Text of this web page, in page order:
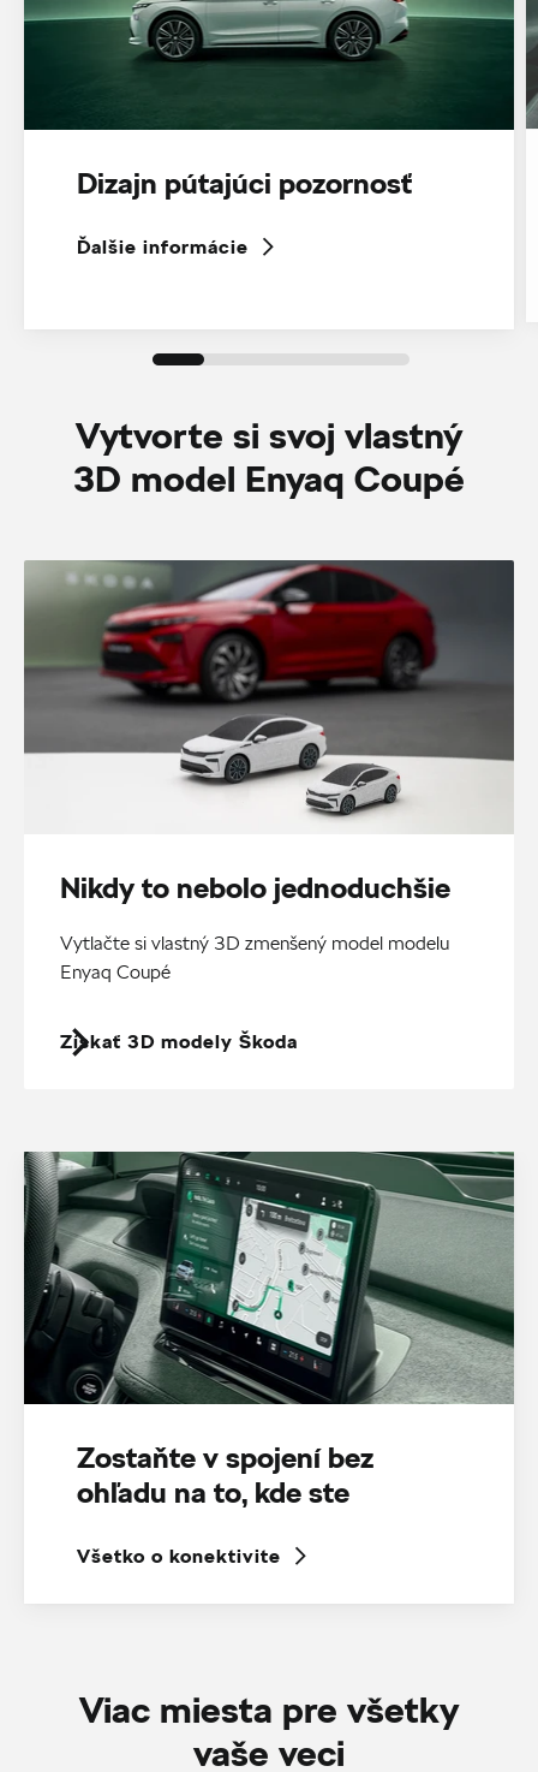
Dizajn pútajúci pozornosť
Ďalšie informácie
Vytvorte si svoj vlastný
3D model Enyaq Coupé
Nikdy to nebolo jednoduchšie
Vytlačte si vlastný 3D zmenšený model modelu
Enyaq Coupé
Získať 3D modely Škoda
Zostaňte v spojení bez
ohľadu na to, kde ste
Všetko o konektivite
Viac miesta pre všetky
vaše veci